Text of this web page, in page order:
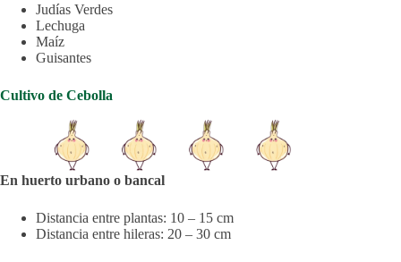
Judías Verdes
Lechuga
Maíz
Guisantes
Cultivo de Cebolla
En huerto urbano o bancal
Distancia entre plantas: 10 – 15 cm
Distancia entre hileras: 20 – 30 cm